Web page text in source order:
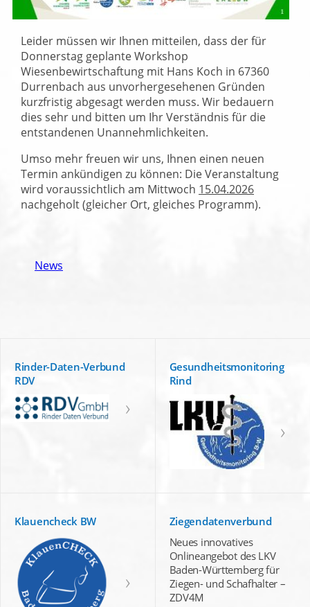
Leider müssen wir Ihnen mitteilen, dass der für
Donnerstag geplante Workshop
Wiesenbewirtschaftung mit Hans Koch in 67360
Durrenbach aus unvorhergesehenen Gründen
kurzfristig abgesagt werden muss. Wir bedauern
dies sehr und bitten um Ihr Verständnis für die
entstandenen Unannehmlichkeiten.
Umso mehr freuen wir uns, Ihnen einen neuen
Termin ankündigen zu können: Die Veranstaltung
wird voraussichtlich am Mittwoch 15.04.2026
nachgeholt (gleicher Ort, gleiches Programm).
News
Rinder-Daten-Verbund
RDV
Gesundheitsmonitoring
Rind
Klauencheck BW
Ziegendatenverbund
Neues innovatives
Onlineangebot des LKV
Baden-Württemberg für
Ziegen- und Schafhalter –
ZDV4M